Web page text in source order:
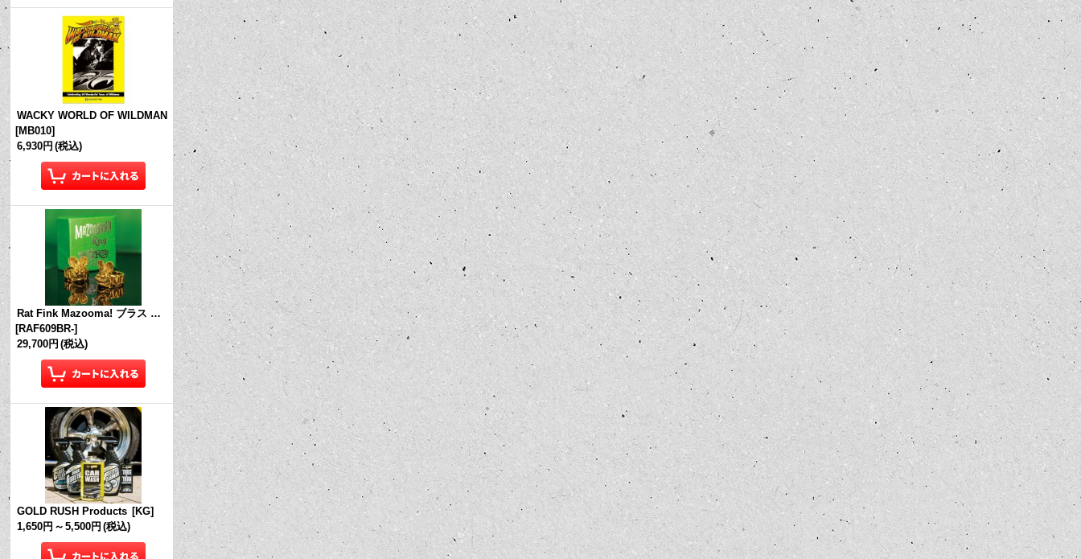
WACKY WORLD OF WILDMAN
[MB010]
6,930円 (税込)
Rat Fink Mazooma! ブラス リング
[RAF609BR-]
29,700円 (税込)
GOLD RUSH Products [KG]
1,650円 ～ 5,500円 (税込)